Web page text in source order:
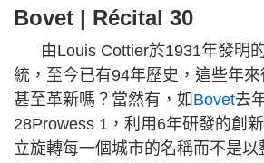
Bovet | Récital 30
由Louis Cottier於1931年發明
統，至今已有94年歷史，這些年來
甚至革新嗎？當然有，如 Bovet去
28Prowess 1，利用6年研發的創
立旋轉每一個城市的名稱而不是